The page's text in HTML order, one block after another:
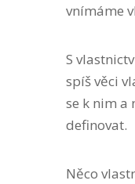
vnímáme
S
spíš věci
se k nim a
definovat.
Něco